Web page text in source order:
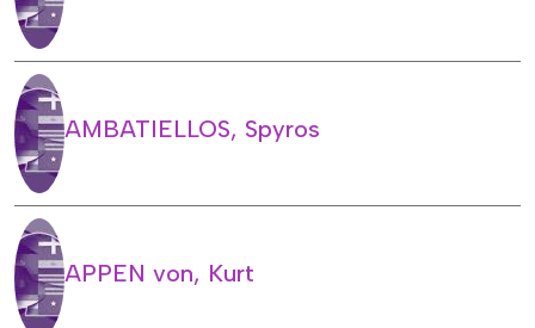
AMBATIELLOS, Spyros
APPEN von, Kurt